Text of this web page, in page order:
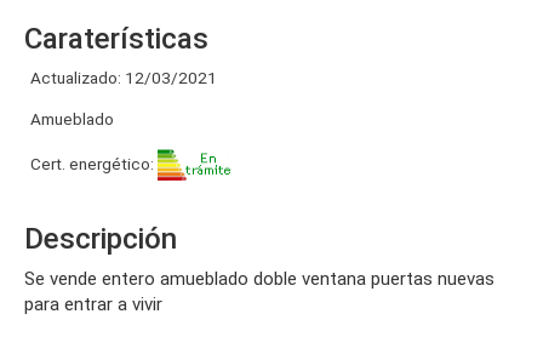
Caraterísticas
Actualizado: 12/03/2021
Amueblado
Cert. energético:
Descripción
se vende entero amueblado doble ventana puertas nuevas
para entrar a vivir